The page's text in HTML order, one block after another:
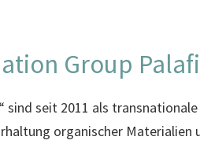
Group
seit 2011 als
organischer